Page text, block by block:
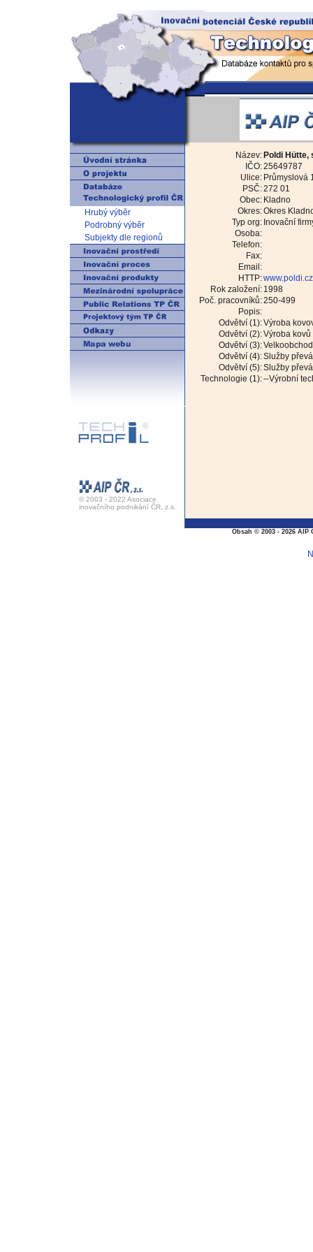
Hrubý výběr
Podrobný výběr
Subjekty dle regionů
© 2003 - 2022 Asociace
inovačního podnikání ČR, z.s.
Název: Poldi Hütte,
IČO:25649787
Ulice: Průmyslová
PSČ:272 01
Obec: Kladno
Okres:Okres
Typ org: Inovační
Osoba:
Telefon:
Fax:
Email:
HTTP:www.poldi.cz
Rok založení: 1998
Poč. pracovníků:250-499
Popis:
Odvětví (1):Výroba
Odvětví (2):Výroba
Odvětví (3):
Odvětví (4):Služby
Odvětví (5):Služby
Technologie (1):--Výrobní
Obsah © 2003 - 2026